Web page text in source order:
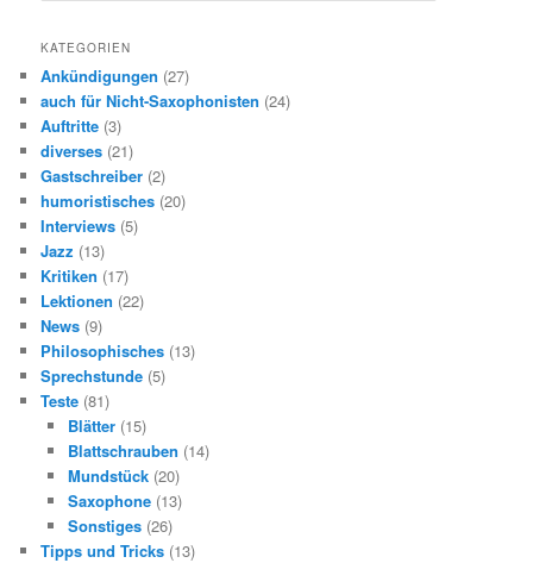
h
n
KATEGORIEN
Ankündigungen (27)
auch für Nicht-Saxophonisten (24)
Auftritte (3)
diverses (21)
Gastschreiber (2)
humoristisches (20)
Interviews (5)
Jazz (13)
Kritiken (17)
Lektionen (22)
News (9)
Philosophisches (13)
Sprechstunde (5)
Teste (81)
Blätter(15)
Blattschrauben (14)
Mundstück(20)
Saxophone(13)
Sonstiges(26)
Tipps und Tricks (13)